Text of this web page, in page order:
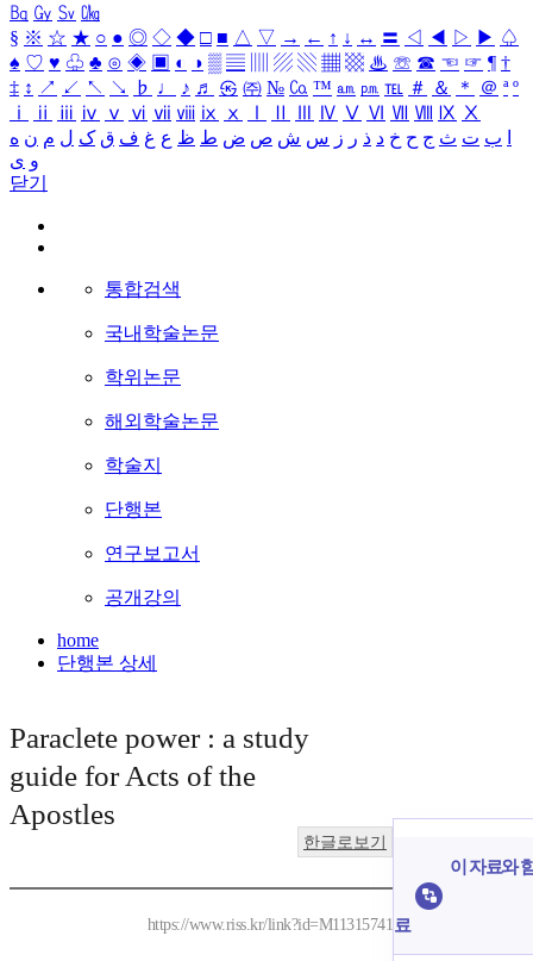
㏃ ㏉ ㏜ ㏆
§ ※ ☆ ★ ○ ● ◎ ◇ ◆ □ ■ △ ▽ → ← ↑ ↓ ↔ 〓 ◁ ◀ ▷ ▶ ♤
♠ ♡ ♥ ♧ ♣ ⊙ ◈ ▣ ◐ ◑ ▒ ▤ ▨ ▧ ▦ ▩ ♨ ☏ ☎ ☜ ☞ ¶ †
‡ ↕ ↗ ↙ ↖ ↘ ♭ ♩ ♪ ♬ ㉿ ㈜ № ㏇ ™ ㏂ ㏘ ℡ ＃ ＆ ＊ ＠ ª º
ⅰ
ⅱ ⅲ ⅳ ⅴ ⅵ ⅶ ⅷ ⅸ ⅹ Ⅳ Ⅴ Ⅵ Ⅶ Ⅷ Ⅸ Ⅹ
ب ت ث ج ح خ د ذ ر ز س ش ص ض ط ظ ع غ ف ق ک ل م ن ه
و ی
닫기
통합검색
국내학술논문
학위논문
해외학술논문
학술지
단행본
연구보고서
공개강의
home
단행본 상세
Paraclete power : a study
guide for Acts of the
Apostles
한글로보기
https://www.riss.kr/link?id=M11315741
이 자료와
료